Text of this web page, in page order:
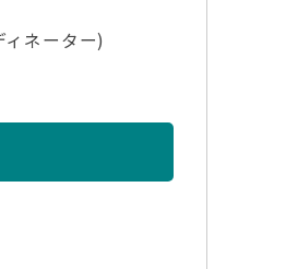
ネーター)